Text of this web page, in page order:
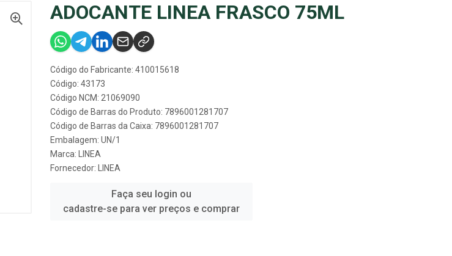
ADOCANTE LINEA FRASCO 75ML
Código do Fabricante: 410015618
Código: 43173
Código NCM: 21069090
Código de Barras do Produto: 7896001281707
Código de Barras da Caixa: 7896001281707
Embalagem: UN/1
Marca:
LINEA
Fornecedor:
LINEA
Faça seu login ou
cadastre-se para ver preços e comprar